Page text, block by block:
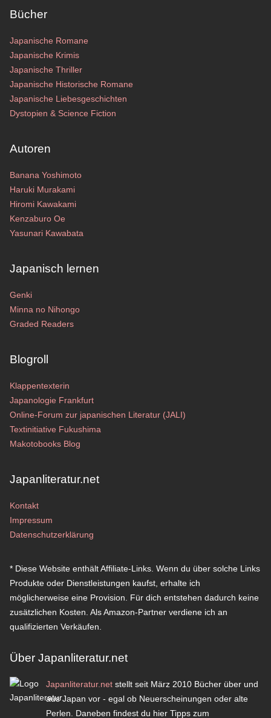
Bücher
Japanische Romane
Japanische Krimis
Japanische Thriller
Japanische Historische Romane
Japanische Liebesgeschichten
Dystopien & Science Fiction
Autoren
Banana Yoshimoto
Haruki Murakami
Hiromi Kawakami
Kenzaburo Oe
Yasunari Kawabata
Japanisch lernen
Genki
Minna no Nihongo
Graded Readers
Blogroll
Klappentexterin
Japanologie Frankfurt
Online-Forum zur japanischen Literatur (JALI)
Textinitiative Fukushima
Makotobooks Blog
Japanliteratur.net
Kontakt
Impressum
Datenschutzerklärung
* Diese Website enthält Affiliate-Links. Wenn du über solche Links
Produkte oder Dienstleistungen kaufst, erhalte ich
möglicherweise eine Provision. Für dich entstehen dadurch keine
zusätzlichen Kosten. Als Amazon-Partner verdiene ich an
qualifizierten Verkäufen.
Über Japanliteratur.net
Japanliteratur.net stellt seit März 2010 Bücher über und
aus Japan vor - egal ob Neuerscheinungen oder alte
Perlen. Daneben findest du hier Tipps zum